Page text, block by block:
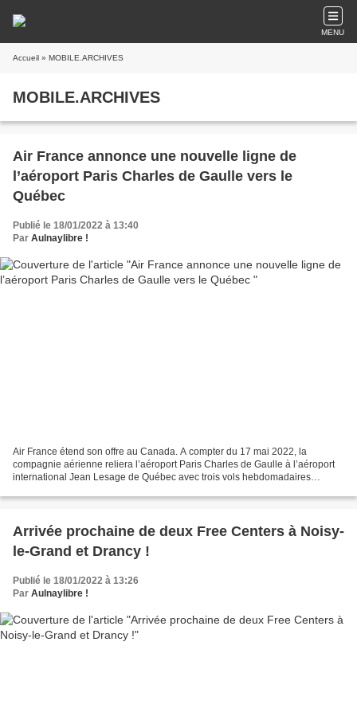
MENU
Accueil » MOBILE.ARCHIVES
MOBILE.ARCHIVES
Air France annonce une nouvelle ligne de
l’aéroport Paris Charles de Gaulle vers le
Québec
Publié le 18/01/2022 à 13:40
Par Aulnaylibre !
Air France étend son offre au Canada. A compter du 17 mai 2022, la
compagnie aérienne reliera l’aéroport Paris Charles de Gaulle à l’aéroport
international Jean Lesage de Québec avec trois vols hebdomadaires
Arrivée prochaine de deux Free Centers à Noisy-
le-Grand et Drancy !
Publié le 18/01/2022 à 13:26
Par Aulnaylibre !